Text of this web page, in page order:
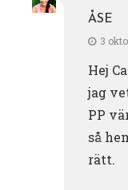
ÅSE
3
Hej
jag
PP
så
rätt.